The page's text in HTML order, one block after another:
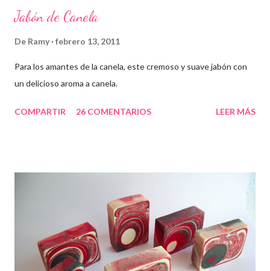
Jabón de Canela
De Ramy febrero 13, 2011
Para los amantes de la canela, este cremoso y suave jabón con
un delicioso aroma a canela.
COMPARTIR 26 COMENTARIOS LEER MÁS